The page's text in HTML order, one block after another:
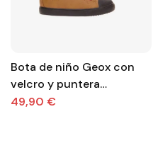
Bota de niño Geox con
velcro y puntera
reforzada.
49,90 €